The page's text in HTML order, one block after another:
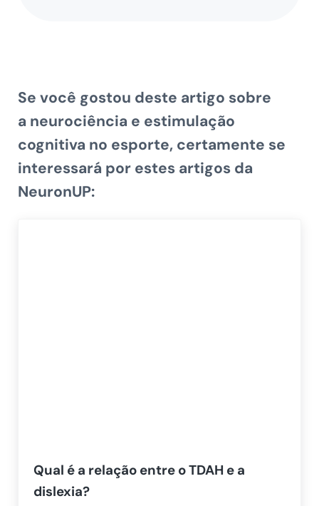
Se você gostou deste artigo sobre
a neurociência e estimulação
cognitiva no esporte, certamente se
interessará por estes artigos da
NeuronUP:
Qual é a relação entre o TDAH e a
dislexia?